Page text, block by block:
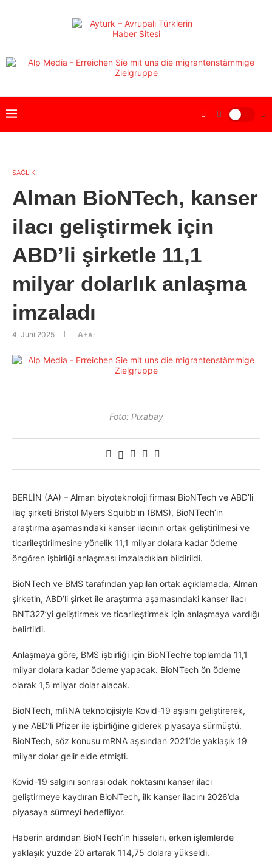
SAĞLIK
Alman BioNTech, kanser
ilacı geliştirmek için
ABD’li şirketle 11,1
milyar dolarlık anlaşma
imzaladı
4. Juni 2025 A+A-
Foto: Pixabay
BERLİN (AA) – Alman biyoteknoloji firması BioNTech ve ABD’li
ilaç şirketi Bristol Myers Squibb’ın (BMS), BioNTech’in
araştırma aşamasındaki kanser ilacının ortak geliştirilmesi ve
ticarileştirilmesine yönelik 11,1 milyar dolara kadar ödeme
öngören işbirliği anlaşması imzaladıkları bildirildi.
BioNTech ve BMS tarafından yapılan ortak açıklamada, Alman
şirketin, ABD’li şirket ile araştırma aşamasındaki kanser ilacı
BNT327’yi geliştirmek ve ticarileştirmek için anlaşmaya vardığı
belirtildi.
Anlaşmaya göre, BMS işbirliği için BioNTech’e toplamda 11,1
milyar dolara kadar ödeme yapacak. BioNTech ön ödeme
olarak 1,5 milyar dolar alacak.
BioNTech, mRNA teknolojisiyle Kovid-19 aşısını geliştirerek,
yine ABD’li Pfizer ile işbirliğine giderek piyasaya sürmüştü.
BioNTech, söz konusu mRNA aşısından 2021’de yaklaşık 19
milyar dolar gelir elde etmişti.
Kovid-19 salgını sonrası odak noktasını kanser ilacı
geliştirmeye kaydıran BioNTech, ilk kanser ilacını 2026’da
piyasaya sürmeyi hedefliyor.
Haberin ardından BioNTech’in hisseleri, erken işlemlerde
yaklaşık yüzde 20 artarak 114,75 dolara yükseldi.